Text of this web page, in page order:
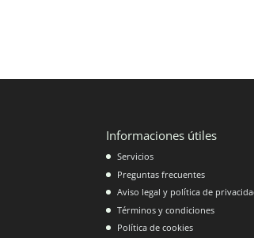
Informaciones útiles
Servicios
Preguntas frecuentes
Aviso legal y política de
Términos y condiciones
Política de cookies